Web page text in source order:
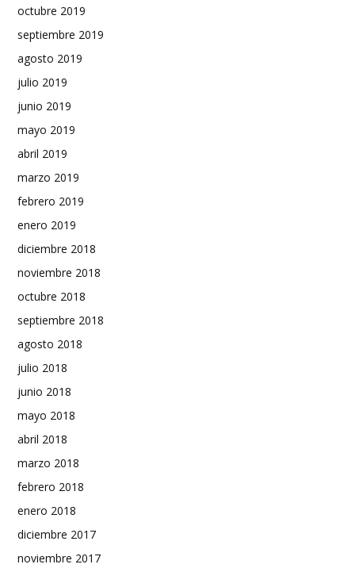
octubre 2019
septiembre 2019
agosto 2019
julio 2019
junio 2019
mayo 2019
abril 2019
marzo 2019
febrero 2019
enero 2019
diciembre 2018
noviembre 2018
octubre 2018
septiembre 2018
agosto 2018
julio 2018
junio 2018
mayo 2018
abril 2018
marzo 2018
febrero 2018
enero 2018
diciembre 2017
noviembre 2017